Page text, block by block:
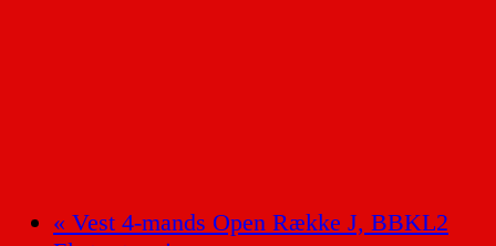
« Vest 4-mands Open Række J, BBKL2